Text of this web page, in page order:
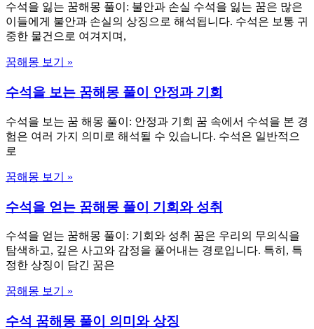
수석을 잃는 꿈해몽 풀이: 불안과 손실 수석을 잃는 꿈은 많은
이들에게 불안과 손실의 상징으로 해석됩니다. 수석은 보통 귀
중한 물건으로 여겨지며,
꿈해몽 보기 »
수석을 보는 꿈해몽 풀이 안정과 기회
수석을 보는 꿈 해몽 풀이: 안정과 기회 꿈 속에서 수석을 본 경
험은 여러 가지 의미로 해석될 수 있습니다. 수석은 일반적으
로
꿈해몽 보기 »
수석을 얻는 꿈해몽 풀이 기회와 성취
수석을 얻는 꿈해몽 풀이: 기회와 성취 꿈은 우리의 무의식을
탐색하고, 깊은 사고와 감정을 풀어내는 경로입니다. 특히, 특
정한 상징이 담긴 꿈은
꿈해몽 보기 »
수석 꿈해몽 풀이 의미와 상징